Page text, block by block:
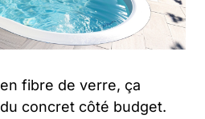
fibre de verre, ça
concret côté budget.